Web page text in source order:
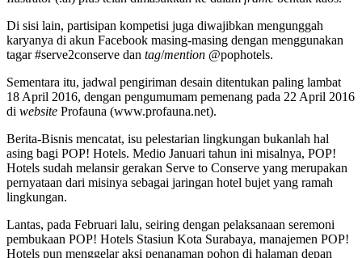
Di sisi lain, partisipan kompetisi juga diwajibkan mengunggah
karyanya di akun Facebook masing-masing dengan menggunakan
tagar #serve2conserve dan tag/mention @pophotels.
Sementara itu, jadwal pengiriman desain ditentukan paling lambat
18 April 2016, dengan pengumumam pemenang pada 22 April 2016
di website Profauna (www.profauna.net).
Berita-Bisnis mencatat, isu pelestarian lingkungan bukanlah hal
asing bagi POP! Hotels. Medio Januari tahun ini misalnya, POP!
Hotels sudah melansir gerakan Serve to Conserve yang merupakan
pernyataan dari misinya sebagai jaringan hotel bujet yang ramah
lingkungan.
Lantas, pada Februari lalu, seiring dengan pelaksanaan seremoni
pembukaan POP! Hotels Stasiun Kota Surabaya, manajemen POP!
Hotels pun menggelar aksi penanaman pohon di halaman depan